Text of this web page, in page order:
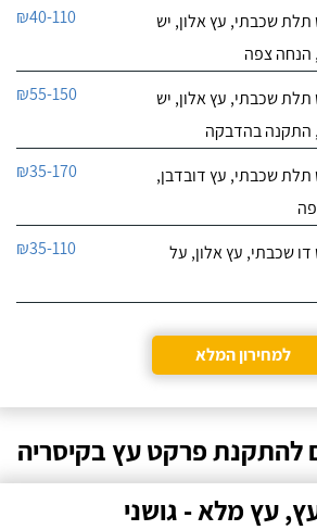
שכבתי, עץ אלון, יש
הנחה צפה
₪40-110
שכבתי, עץ אלון, יש
התקנה בהדבקה
₪55-150
שכבתי, עץ דובדבן,
₪35-170
שכבתי, עץ אלון, על
₪35-110
למחירון המלא
להתקנת פרקט עץ בקיסריה
עץ מלא - גושני